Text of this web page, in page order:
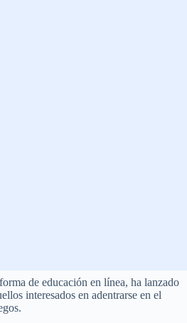
de educación en línea, ha lanzado
interesados en adentrarse en el